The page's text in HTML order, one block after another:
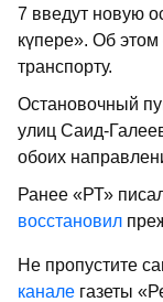
7 введут новую
күпере». Об
транспорту.
Остановочный
улиц Саид-
обоих
Ранее «РТ»
восстановил
Не пропустите
канале газеты